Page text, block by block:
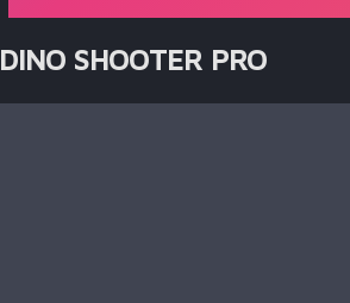
DINO SHOOTER PRO